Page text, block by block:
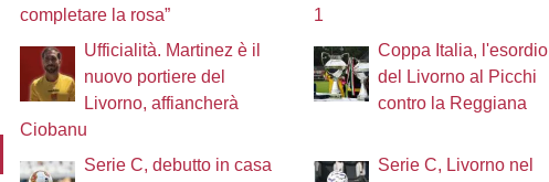
completare la rosa”
1
Ufficialità. Martinez è il
nuovo portiere del
Livorno, affiancherà
Ciobanu
Coppa Italia, l'esordio
del Livorno al Picchi
contro la Reggiana
Serie C, debutto in casa
Serie C, Livorno nel